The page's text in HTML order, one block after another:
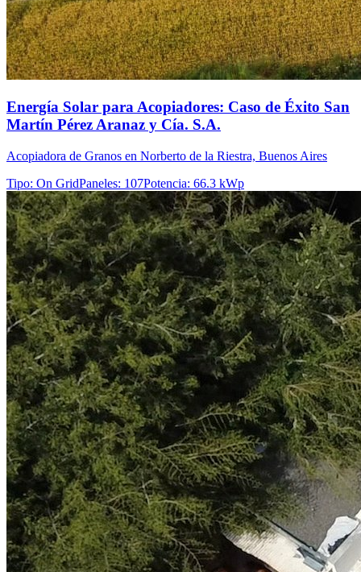
Energía Solar para Acopiadores: Caso de Éxito San
Martín Pérez Aranaz y Cía. S.A.
Acopiadora de Granos en Norberto de la Riestra, Buenos Aires
Tipo: On GridPaneles: 107Potencia: 66.3 kWp